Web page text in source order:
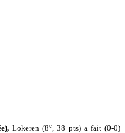
Lokeren (8e
, 38 pts) a fait (0-0)